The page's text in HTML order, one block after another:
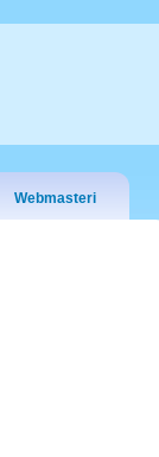
Webmasteri